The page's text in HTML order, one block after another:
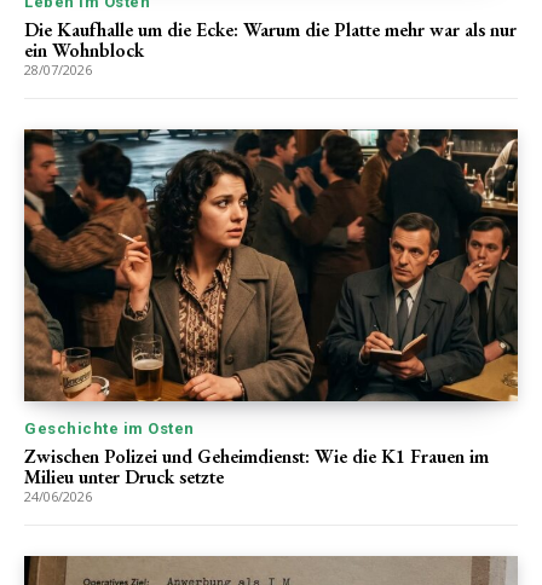
Die Kaufhalle um die Ecke: Warum die Platte mehr war als nur
ein Wohnblock
28/07/2026
Geschichte im Osten
Zwischen Polizei und Geheimdienst: Wie die K1 Frauen im
Milieu unter Druck setzte
24/06/2026